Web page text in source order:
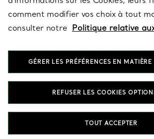
SUIVEZ-NOUS
T&Co. 2026
comment modifier vos choix à tout
consulter notre Politique relative
GÉRER LES PRÉFÉRENCES EN
REFUSER LES COOKIES
TOUT ACCEPTER